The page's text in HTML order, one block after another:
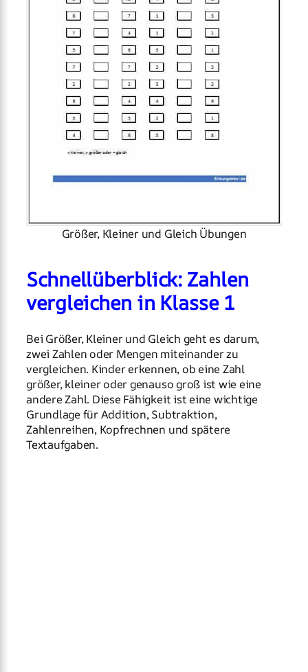
Größer, Kleiner und Gleich Übungen
Schnellüberblick: Zahlen
vergleichen in Klasse 1
Bei Größer, Kleiner und Gleich geht es darum,
zwei Zahlen oder Mengen miteinander zu
vergleichen. Kinder erkennen, ob eine Zahl
größer, kleiner oder genauso groß ist wie eine
andere Zahl. Diese Fähigkeit ist eine wichtige
Grundlage für Addition, Subtraktion,
Zahlenreihen, Kopfrechnen und spätere
Textaufgaben.